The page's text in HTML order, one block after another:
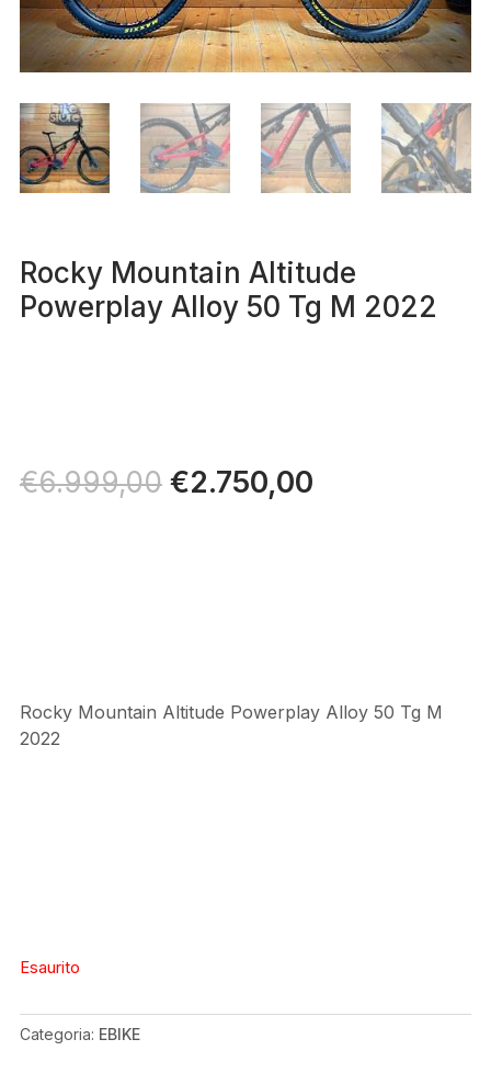
Rocky Mountain Altitude
Powerplay Alloy 50 Tg M 2022
€6.999,00 Il
€2.750,00Il
Rocky Mountain Altitude Powerplay Alloy 50 Tg M
2022
Esaurito
Categoria: EBIKE